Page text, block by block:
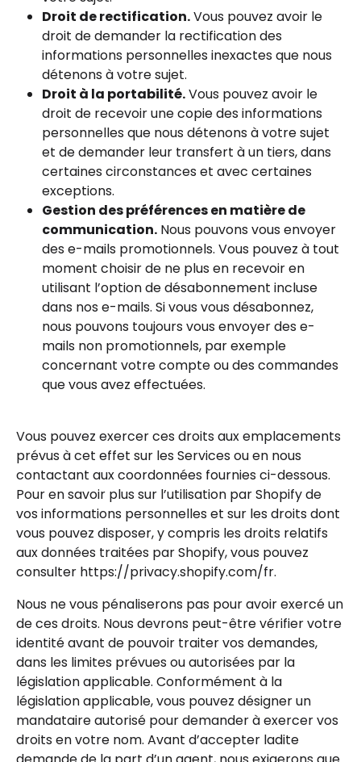
Droit de rectification.Vous pouvez avoir le
droit de demander la rectification des
informations personnelles inexactes que nous
détenons à votre sujet.
Droit à la portabilité.Vous pouvez avoir le
droit de recevoir une copie des informations
personnelles que nous détenons à votre sujet
et de demander leur transfert à un tiers, dans
certaines circonstances et avec certaines
exceptions.
Gestion des préférences en matière de
communication. Nous pouvons vous envoyer
des e-mails promotionnels. Vous pouvez à tout
moment choisir de ne plus en recevoir en
utilisant l’option de désabonnement incluse
dans nos e-mails. Si vous vous désabonnez,
nous pouvons toujours vous envoyer des e-
mails non promotionnels, par exemple
concernant votre compte ou des commandes
que vous avez effectuées.
Vous pouvez exercer ces droits aux emplacements
prévus à cet effet sur les Services ou en nous
contactant aux coordonnées fournies ci-dessous.
Pour en savoir plus sur l’utilisation par Shopify de
vos informations personnelles et sur les droits dont
vous pouvez disposer, y compris les droits relatifs
aux données traitées par Shopify, vous pouvez
consulter https://privacy.shopify.com/fr.
Nous ne vous pénaliserons pas pour avoir exercé un
de ces droits. Nous devrons peut-être vérifier votre
identité avant de pouvoir traiter vos demandes,
dans les limites prévues ou autorisées par la
législation applicable. Conformément à la
législation applicable, vous pouvez désigner un
mandataire autorisé pour demander à exercer vos
droits en votre nom. Avant d’accepter ladite